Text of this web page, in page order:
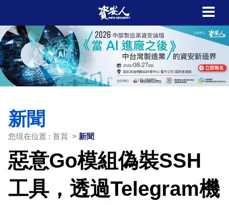
新聞
您現在位置 : 首頁 > 新聞
惡意Go模組偽裝SSH
工具，透過Telegram機